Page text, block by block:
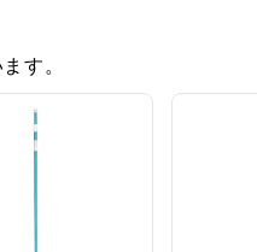
す。